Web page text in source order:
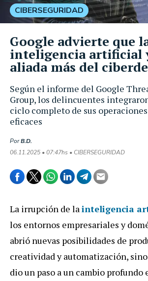
Según el informe del Google
Group, los delincuentes
ciclo completo de sus
eficaces
PorB.D.
06.11.2025 • 07:47hs • CIBERSEGURIDAD
CIBERSEGURIDAD
Google advierte que
inteligencia artificial
aliada más del
La irrupción de lainteligencia
los entornos empresariales y
abrió nuevas posibilidades de
creatividad y automatización,
dio un paso a un cambio profundo